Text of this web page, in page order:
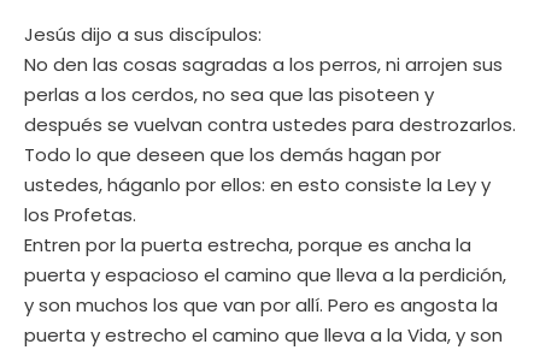
Jesús dijo a sus discípulos:
No den las cosas sagradas a los perros, ni arrojen sus
perlas a los cerdos, no sea que las pisoteen y
después se vuelvan contra ustedes para destrozarlos.
Todo lo que deseen que los demás hagan por
ustedes, háganlo por ellos: en esto consiste la Ley y
los Profetas.
Entren por la puerta estrecha, porque es ancha la
puerta y espacioso el camino que lleva a la perdición,
y son muchos los que van por allí. Pero es angosta la
puerta y estrecho el camino que lleva a la Vida, y son